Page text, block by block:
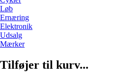
Løb
Ernæring
Elektronik
Udsalg
Mærker
Tilføjer til kurv...